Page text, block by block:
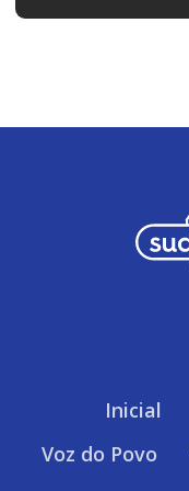
Inicial
Voz do Povo